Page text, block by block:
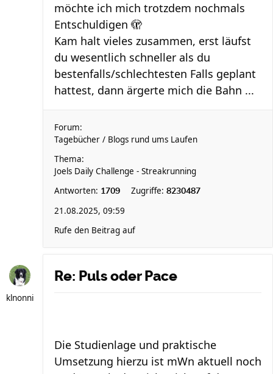
möchte ich mich trotzdem nochmals
Entschuldigen 🫣
Kam halt vieles zusammen, erst läufst
du wesentlich schneller als du
bestenfalls/schlechtesten Falls geplant
hattest, dann ärgerte mich die Bahn ...
Forum:
Tagebücher / Blogs rund ums Laufen
Thema:
Joels Daily Challenge - Streakrunning
Antworten: 1709 Zugriffe: 8230487
21.08.2025, 09:59
Rufe den Beitrag auf
klnonni
Re: Puls oder Pace
Die Studienlage und praktische
Umsetzung hierzu ist mWn aktuell noch